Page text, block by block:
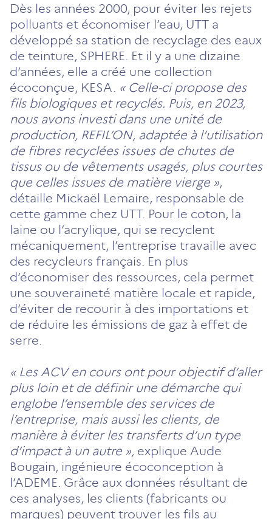
Dès les années 2000, pour éviter les rejets
polluants et économiser l’eau, UTT a
développé sa station de recyclage des eaux
de teinture, SPHERE. Et il y a une dizaine
d’années, elle a créé une collection
écoconçue, KESA. « Celle-ci propose des
fils biologiques et recyclés. Puis, en 2023,
nous avons investi dans une unité de
production, REFIL’ON, adaptée à l’utilisation
de fibres recyclées issues de chutes de
tissus ou de vêtements usagés, plus courtes
que celles issues de matière vierge »,
détaille Mickaël Lemaire, responsable de
cette gamme chez UTT. Pour le coton, la
laine ou l’acrylique, qui se recyclent
mécaniquement, l’entreprise travaille avec
des recycleurs français. En plus
d’économiser des ressources, cela permet
une souveraineté matière locale et rapide,
d’éviter de recourir à des importations et
de réduire les émissions de gaz à effet de
serre.
« Les ACV en cours ont pour objectif d’aller
plus loin et de définir une démarche qui
englobe l’ensemble des services de
l’entreprise, mais aussi les clients, de
manière à éviter les transferts d’un type
d’impact à un autre », explique Aude
Bougain, ingénieure écoconception à
l’ADEME. Grâce aux données résultant de
ces analyses, les clients (fabricants ou
marques) peuvent trouver les fils au